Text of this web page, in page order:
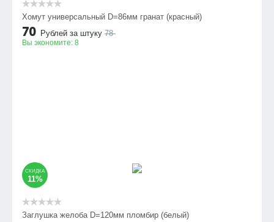
Хомут универсальный D=86мм гранат (красный)
70 Рублей за штуку 78
Вы экономите: 8
СКИДКА
11%
Заглушка желоба D=120мм пломбир (белый)